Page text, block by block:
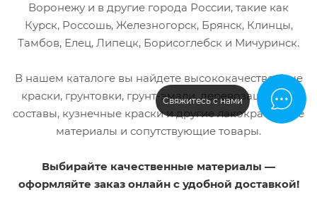
0,9
Возможность
колеровки
Свяжитесь с нами
Воронежу и в другие города России, такие как
Курск, Россошь, Железногорск, Брянск, Клинцы,
Тамбов, Елец, Липецк, Борисоглебск и Мичуринск.
В нашем каталоге вы найдете высококачественные
краски, грунтовки, грунт-эмали, деревозащитные
составы, кузнечные краски и другие лакокрасочные
материалы и сопутствующие товары.
Выбирайте качественные материалы —
оформляйте заказ онлайн с удобной доставкой!